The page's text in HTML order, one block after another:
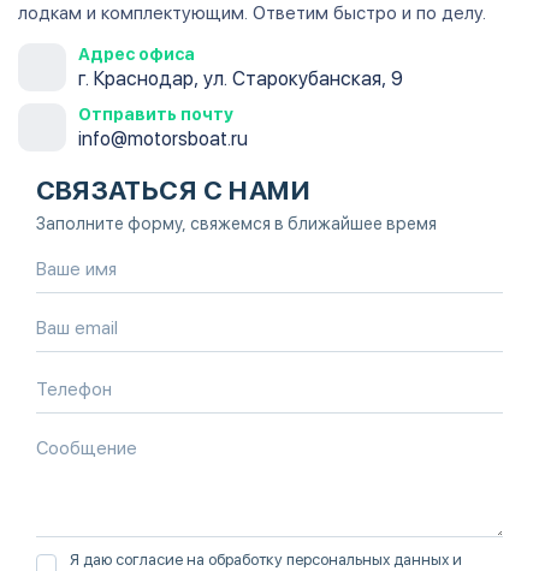
лодкам и комплектующим. Ответим быстро и по делу.
Адрес офиса
г. Краснодар, ул. Старокубанская, 9
Отправить почту
info@motorsboat.ru
СВЯЗАТЬСЯ С НАМИ
Заполните форму, свяжемся в ближайшее время
Я даю согласие на обработку персональных данных и